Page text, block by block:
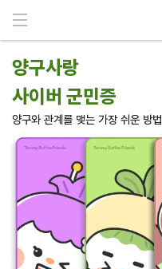
양구사랑
사이버 군민증
양구와 관계를 맺는 가장 쉬운 방법